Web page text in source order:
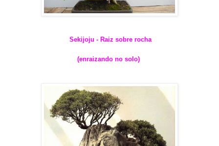
Sekijoju - Raiz sobre rocha
(enraizando no solo)